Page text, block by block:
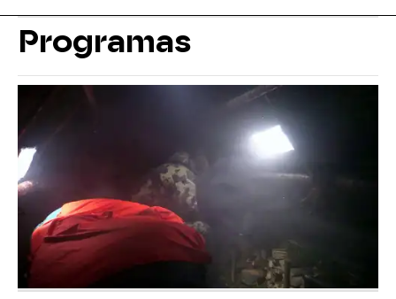
Programas